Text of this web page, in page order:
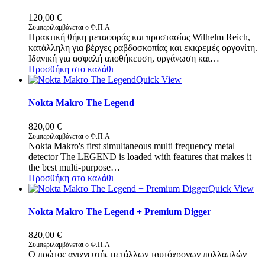
120,00 €
Συμπεριλαμβάνεται ο Φ.Π.Α
Πρακτική θήκη μεταφοράς και προστασίας Wilhelm Reich,
κατάλληλη για βέργες ραβδοσκοπίας και εκκρεμές οργονίτη.
Ιδανική για ασφαλή αποθήκευση, οργάνωση και…
Προσθήκη στο καλάθι
Quick View
Nokta Makro The Legend
820,00 €
Συμπεριλαμβάνεται ο Φ.Π.Α
Nokta Makro's first simultaneous multi frequency metal
detector The LEGEND is loaded with features that makes it
the best multi-purpose…
Προσθήκη στο καλάθι
Quick View
Nokta Makro The Legend + Premium Digger
820,00 €
Συμπεριλαμβάνεται ο Φ.Π.Α
Ο πρώτος ανιχνευτής μετάλλων ταυτόχρονων πολλαπλών